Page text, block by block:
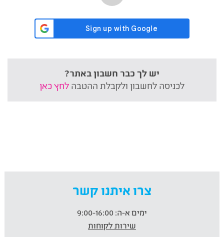
יש לך כבר חשבון באתר?
לכניסה לחשבון ולקבלת ההטבה לחץ כאן
צרו איתנו קשר
ימים א-ה:
שירות לקוחות